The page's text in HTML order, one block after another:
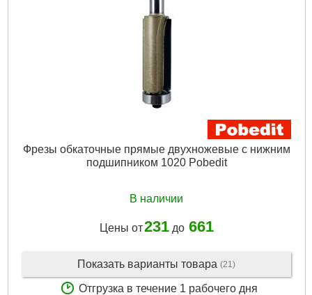
Фрезы обкаточные прямые двухножевые с нижним
подшипником 1020 Pobedit
В наличии
Цены от231до 661
Показать варианты товара (21)
Отгрузка в течение 1 рабочего дня